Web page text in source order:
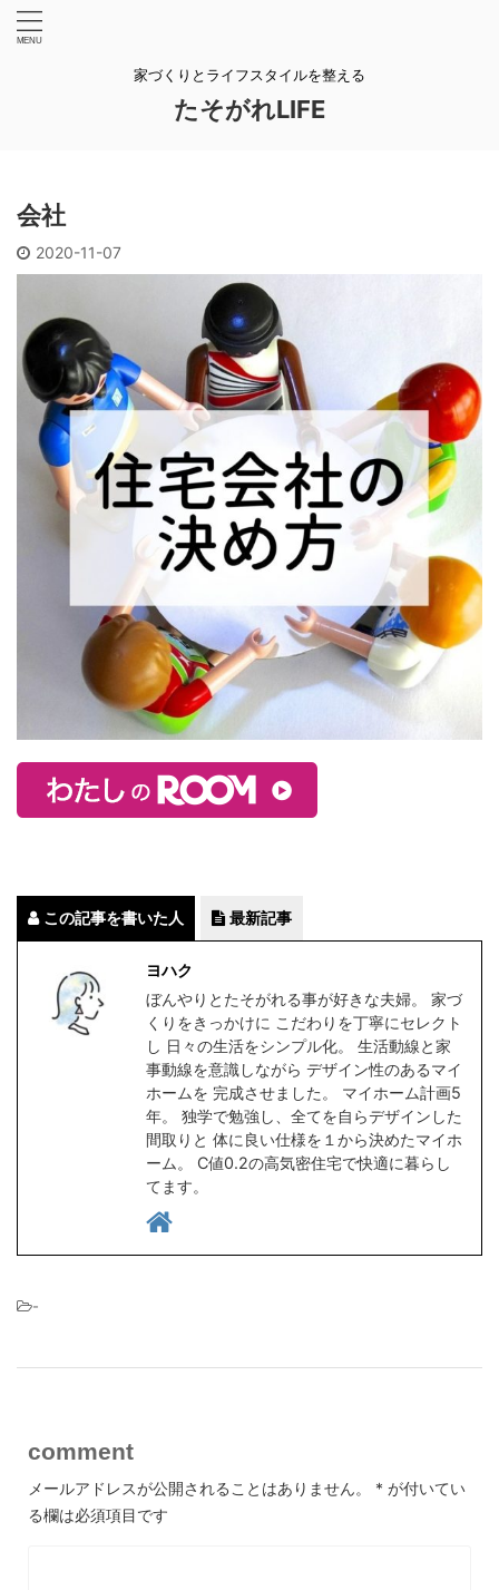
家づくりとライフスタイルを整える
たそがれLIFE
会社
2020-11-07
この記事を書いた人 最新記事
ヨハク
ぼんやりとたそがれる事が好きな夫婦。 家づ
くりをきっかけに こだわりを丁寧にセレクト
し 日々の生活をシンプル化。 生活動線と家
事動線を意識しながら デザイン性のあるマイ
ホームを 完成させました。 マイホーム計画5
年。 独学で勉強し、全てを自らデザインした
間取りと 体に良い仕様を１から決めたマイホ
ーム。 C値0.2の高気密住宅で快適に暮らし
てます。
-
comment
メールアドレスが公開されることはありません。 * が付いてい
る欄は必須項目です